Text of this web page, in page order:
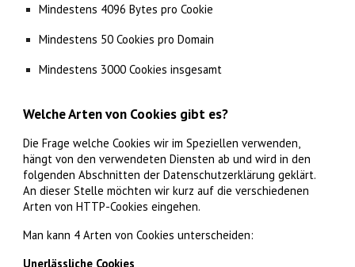
Mindestens 4096 Bytes pro Cookie
Mindestens 50 Cookies pro Domain
Mindestens 3000 Cookies insgesamt
Welche Arten von Cookies gibt es?
Die Frage welche Cookies wir im Speziellen verwenden,
hängt von den verwendeten Diensten ab und wird in den
folgenden Abschnitten der Datenschutzerklärung geklärt.
An dieser Stelle möchten wir kurz auf die verschiedenen
Arten von HTTP-Cookies eingehen.
Man kann 4 Arten von Cookies unterscheiden:
Unerlässliche Cookies